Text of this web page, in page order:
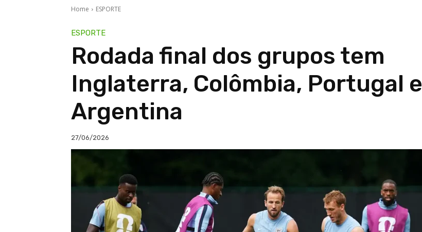
Home ESPORTE
ESPORTE
Rodada final dos grupos tem
Inglaterra, Colômbia, Portugal e
Argentina
27/06/2026